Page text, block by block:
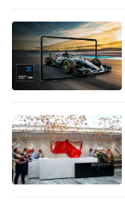
路覆盖，不仅为开
足了关键行业核心
03开放生态，加速
光合组织已联动超
本、广兼容的应用
生物医药、气象仿